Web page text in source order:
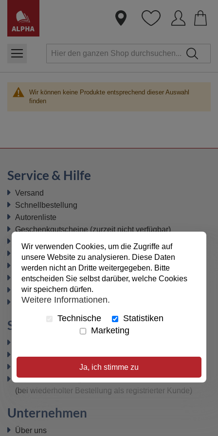
zum
Wir können keine Produkte entsprechend dieser Auswahl
finden
Wir verwenden Cookies, um die Zugriffe auf
unsere Website zu analysieren. Diese Daten
werden nicht an Dritte weitergegeben. Bitte
entscheiden Sie selbst darüber, welche Cookies
wir speichern dürfen.
Weitere Informationen.
Technische
Statistiken
Marketing
Ja, ich stimme zu
Service & Hilfe
Versand
Schnellbestellung
Autorenliste
Geschenkgutscheine (zurzeit nicht verfügbar)
Büchertische
Newsletter
Datenschutz
Widerrufsbelehrung
Vertrag widerrufen
AGB
Sicher bezahlen
SEPA-Lastschrift
Kauf auf Rechnung
(bei wiederholter Bestellung als registrierter Kunde)
Unternehmen
Über uns